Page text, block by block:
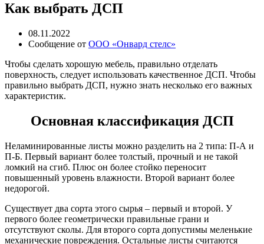
Как выбрать ДСП
08.11.2022
Сообщение от ООО «Онвард стелс»
Чтобы сделать хорошую мебель, правильно отделать
поверхность, следует использовать качественное ДСП. Чтобы
правильно выбрать ДСП, нужно знать несколько его важных
характеристик.
Основная классификация ДСП
Неламинированные листы можно разделить на 2 типа: П-А и
П-Б. Первый вариант более толстый, прочный и не такой
ломкий на сгиб. Плюс он более стойко переносит
повышенный уровень влажности. Второй вариант более
недорогой.
Существует два сорта этого сырья – первый и второй. У
первого более геометрически правильные грани и
отсутствуют сколы. Для второго сорта допустимы меленькие
механические повреждения. Остальные листы считаются